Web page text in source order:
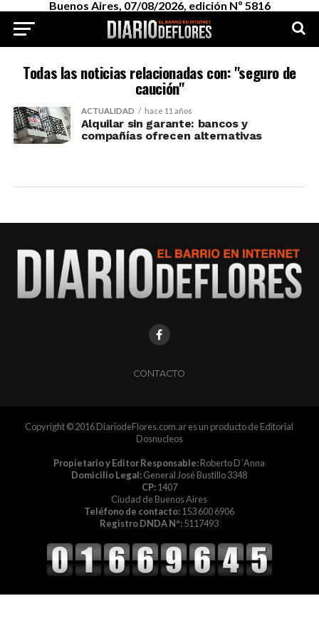
Buenos Aires, 07/08/2026, edición Nº 5816
Todas las noticias relacionadas con: "seguro de
caución"
ACTUALIDAD hace 11 años
Alquilar sin garante: bancos y
compañías ofrecen alternativas
CONTACTO
Copyright © 2016 DiariodeFlores.com.ar es un producto de Editorial
Dosnucleos
Propietario y Editor Responsable:Roberto D´Anna
Domicilio Legal:General José Bustillo 3348
CP:1407
Ciudad de Buenos Aires
Teléfono de contacto:153 600 6906
Registro DNDA Nº:5117493